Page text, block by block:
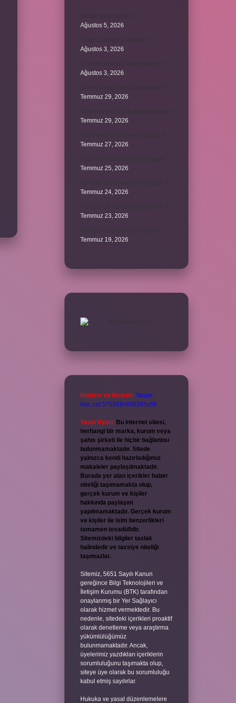
Ağustos 5, 2026
Ağustos 3, 2026
Ağustos 3, 2026
Temmuz 29, 2026
Temmuz 29, 2026
Temmuz 27, 2026
Temmuz 25, 2026
Temmuz 24, 2026
Temmuz 23, 2026
Temmuz 19, 2026
Reklam ve İletişim: Skype:
live:.cid.575569c608265c69
Yasal Uyarı: Bu internet sitesi,
herhangi bir marka, kurum veya
şahıs şirketi ile hiçbir bağlantısı
bulunmamaktadır. Sitede
yalnızca kendi hazırladığımız
makaleler paylaşılmaktadır.
Burada yer alan içerikler haber
niteliği taşımamakta olup,
gerçek kurum ve kişiler
hakkında paylaşım
yapılmamaktadır. Gerçek kurum
ve kişiler ile isim benzerlikleri
tamamen tesadüfidir.
Sitemizdeki bilgiler taslak
halindedir ve tavsiye niteliği
taşımazlar.
Sitemiz, 5651 Sayılı Kanun
gereğince Bilgi Teknolojileri ve
İletişim Kurumu (BTK) tarafından
onaylanmış bir Yer Sağlayıcı
olarak hizmet vermektedir. Bu
nedenle, sitedeki içerikleri proaktif
olarak denetleme veya araştırma
yükümlülüğümüz
bulunmamaktadır. Ancak,
üyelerimiz yazdıkları içeriklerin
sorumluluğunu taşımakta olup,
siteye üye olarak bu sorumluluğu
kabul etmiş sayılırlar.
Hukuka ve yasal düzenlemelere